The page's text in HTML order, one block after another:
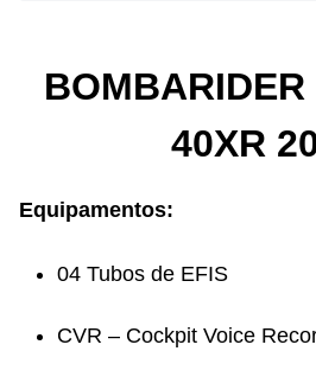
40XR
Equipamentos:
04 Tubos de EFIS
CVR – Cockpit Voice